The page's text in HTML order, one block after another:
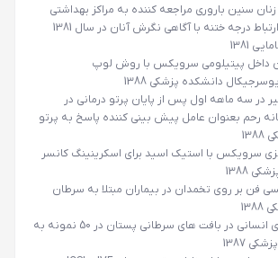
سنین باروری مراجعه کننده به مراکز بهداشتی
درمانی شهر میناب و ارتباط درجه ختنه با آگاهی نگرش آنان در سال 1381
1381
داخل پیتیلومی سرویکس با روش لوپ
دانشکده پزشکی 1388
در سه ماهه اول پس از پایان پرتو درمانی در
رحم بعنوان عامل پیش بینی کننده پاسخ به پرتو
سرویکس با استیک اسید برای اسکرینینگ کانسر
1388
فن بر روی تخمدان در بیماران مبتلا به سرطان
بررسی وجود پاپیلومای انسانی در بافت های سرطانی پستان در 50 نمونه به